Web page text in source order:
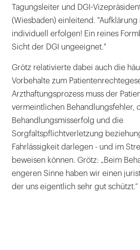
Bilden Sie
Klären Sie rechtzeitig auf
Sie - auch nachträglich!!
Tagungsleiter und DGI-
(Wiesbaden) einleitend. "Aufklärung
individuell erfolgen! Ein reines
Sicht der DGI ungeeignet."
Grötz relativierte dabei auch die
Vorbehalte zum
Arzthaftungsprozess muss der
vermeintlichen Behandlungsfehler,
Behandlungsmisserfolg und die
Sorgfaltspflichtverletzung
Fahrlässigkeit darlegen - und im
beweisen können. Grötz: „Beim
engeren Sinne haben wir einen
der uns eigentlich sehr gut schützt.“